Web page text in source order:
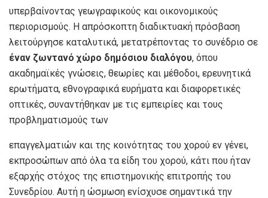
υπερβαίνοντας γεωγραφικούς και οικονομικούς
περιορισμούς. Η απρόσκοπτη διαδικτυακή πρόσβαση
λειτούργησε καταλυτικά, μετατρέποντας το συνέδριο σε
έναν ζωντανό χώρο δημόσιου διαλόγου, όπου
ακαδημαϊκές γνώσεις, θεωρίες και μέθοδοι, ερευνητικά
ερωτήματα, εθνογραφικά ευρήματα και διαφορετικές
οπτικές, συναντήθηκαν με τις εμπειρίες και τους
προβληματισμούς των
επαγγελματιών και της κοινότητας του χορού εν γένει,
εκπροσώπων από όλα τα είδη του χορού, κάτι που ήταν
εξαρχής στόχος της επιστημονικής επιτροπής του
Συνεδρίου. Αυτή η ώσμωση ενίσχυσε σημαντικά την